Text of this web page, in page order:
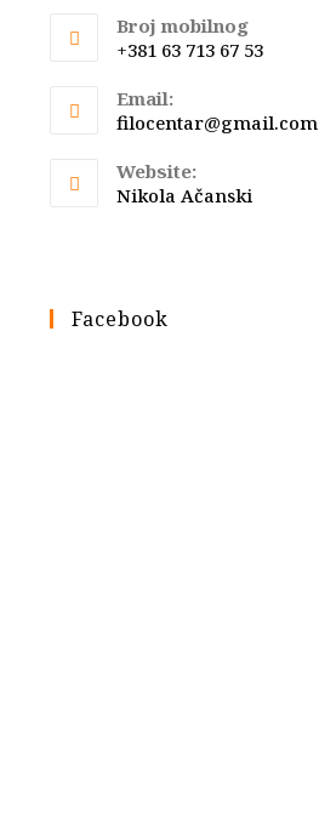
Broj mobilnog
+381 63 713 67 53
Email:
filocentar@gmail.com
Website:
Nikola Ačanski
Facebook